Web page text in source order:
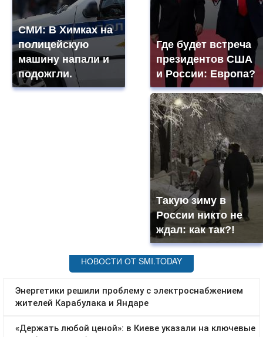
СМИ: В Химках на
полицейскую
машину напали и
подожгли.
Где будет встреча
президентов США
и России: Европа?
Такую зиму в
России никто не
ждал: как так?!